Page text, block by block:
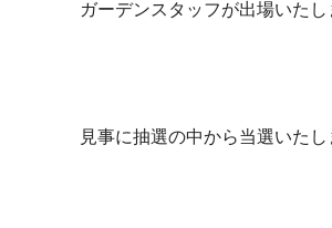
ガーデンスタッフが出場いたし
見事に抽選の中から当選いた